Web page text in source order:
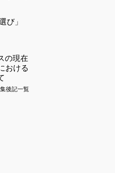
び」
の現在
おける
後記一覧